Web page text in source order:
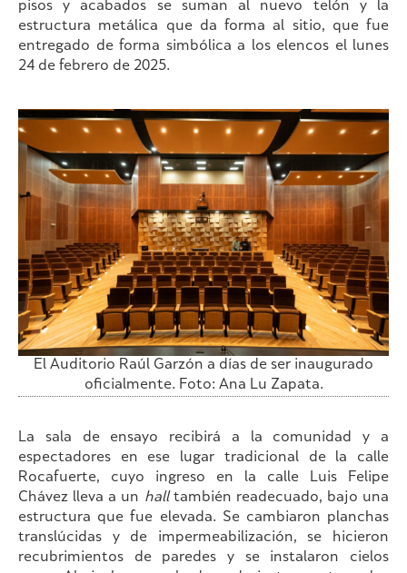
pisos y acabados se suman al nuevo telón y la
estructura metálica que da forma al sitio, que fue
entregado de forma simbólica a los elencos el lunes
24 de febrero de 2025.
El Auditorio Raúl Garzón a días de ser inaugurado
oficialmente. Foto: Ana Lu Zapata.
La sala de ensayo recibirá a la comunidad y a
espectadores en ese lugar tradicional de la calle
Rocafuerte, cuyo ingreso en la calle Luis Felipe
Chávez lleva a un halltambién readecuado, bajo una
estructura que fue elevada. Se cambiaron planchas
translúcidas y de impermeabilización, se hicieron
recubrimientos de paredes y se instalaron cielos